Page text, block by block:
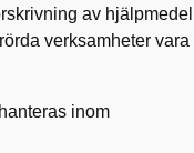
av hjälpmedel
verksamheter vara
inom